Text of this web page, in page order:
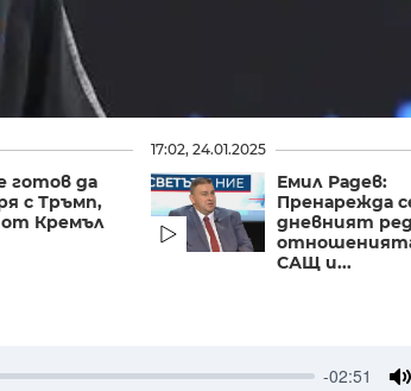
готов да
с Тръмп,
от Кремъл
17:02, 24.01.2025
Емил Радев:
Пренарежда
дневният
САЩ и...
-02:51